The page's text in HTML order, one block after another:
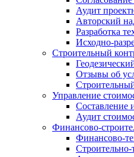
Аудит
Авторский
Разработка
Исходно-
Строительный
Отзывы об
Управление
Составление
Аудит
Финансово-
Финансово-
Строительно-